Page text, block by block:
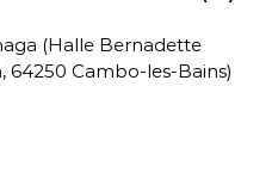
(Halle Bernadette
64250 Cambo-les-Bains)